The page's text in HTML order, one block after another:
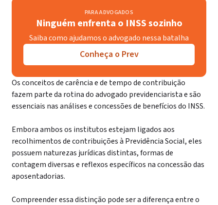
PARA ADVOGADOS
Ninguém enfrenta o INSS sozinho
Saiba como ajudamos o advogado nessa batalha
Conheça o Prev
Os conceitos de carência e de tempo de contribuição
fazem parte da rotina do advogado previdenciarista e são
essenciais nas análises e concessões de benefícios do INSS.
Embora ambos os institutos estejam ligados aos
recolhimentos de contribuições à Previdência Social, eles
possuem naturezas jurídicas distintas, formas de
contagem diversas e reflexos específicos na concessão das
aposentadorias.
Compreender essa distinção pode ser a diferença entre o